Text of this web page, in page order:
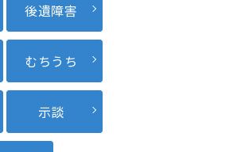
後遺障害
むちうち
示談